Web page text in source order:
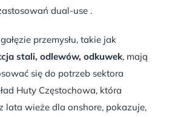
dual-use .
przemysłu, takie jak
stali, odlewów, odkuwek, mają
się do potrzeb sektora
Huty Częstochowa, która
lata wieże dla onshore, pokazuje,